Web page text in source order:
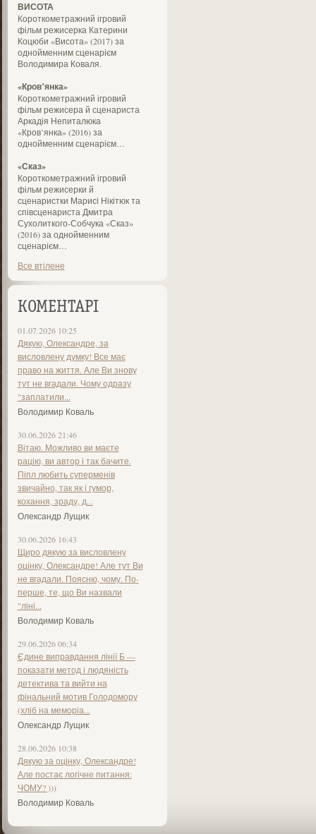
ВИСОТА
Короткометражний ігровий
фільм режисерка Катерини
Коцюби «Висота» (2017) за
однойменним сценарієм
Володимира Коваля.
«Кров’янка»
Короткометражний ігровий
фільм режисера й сценариста
Аркадія Непиталюка
«Кров’янка» (2016) за
однойменним сценарієм…
«Сказ»
Короткометражний ігровий
фільм режисерки й
сценаристки Марисі Нікітюк та
співсценариста Дмитра
Сухолиткого-Собчука «Сказ»
(2016) за однойменним
сценарієм…
Все втілене
КОМЕНТАРІ
01.07.2026 10:25
Дякую, Олександре, за
висловлену думку! Все має
право на життя. Але Ви знову
тут не вгадали. Чому одразу
"заплатили...
Володимир Коваль
30.06.2026 21:46
Вітаю. Можливо ви маєте
рацію, ви автор і так бачите.
Піпл любить суперменів
звичайно, так як і гумор,
кохання, зраду, д...
Олександр Лущик
30.06.2026 16:43
Щиро дякую за висловлену
оцінку, Олександре! Але тут Ви
не вгадали. Поясню, чому. По-
перше, те, що Ви назвали
"ліні...
Володимир Коваль
29.06.2026 06:34
Єдине виправдання лінії Б —
показати метод і людяність
детектива та вийти на
фінальний мотив Голодомору
(хліб на меморіа...
Олександр Лущик
28.06.2026 10:38
Дякую за оцінку, Олександре!
Але постає логічне питання:
ЧОМУ? )))
Володимир Коваль